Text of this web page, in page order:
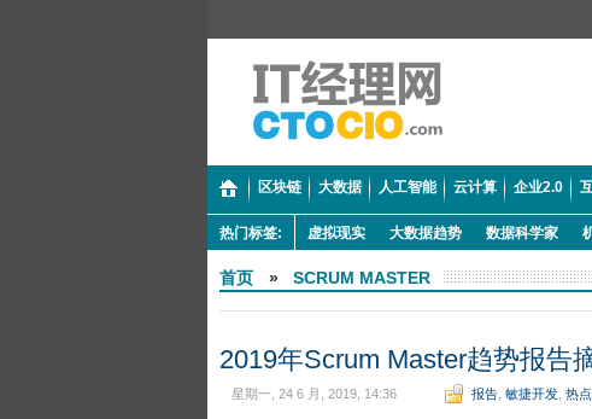
区块链 大数据 人工智能 云计算 企业2.0
热门标签: 虚拟现实 大数据趋势 数据科学家
首页 » SCRUM MASTER
2019年Scrum Master趋势报告
星期一, 24 6 月, 2019, 14:36 报告 敏捷开发 热点